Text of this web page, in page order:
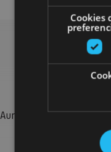
Bilatu
Aurkitu zure bidaia
jarduera
Cookies